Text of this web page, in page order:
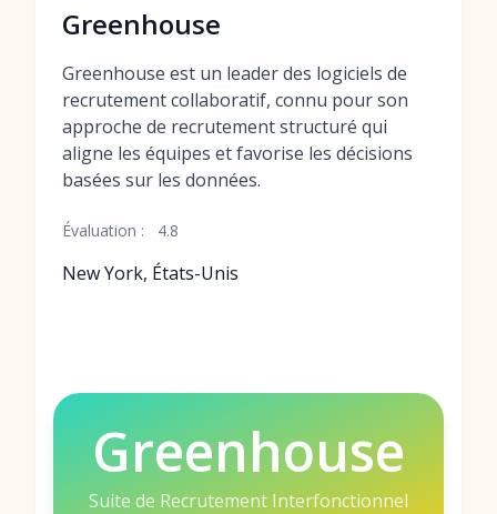
Greenhouse
Greenhouse est un leader des logiciels de
recrutement collaboratif, connu pour son
approche de recrutement structuré qui
aligne les équipes et favorise les décisions
basées sur les données.
Évaluation : 4.8
New York, États-Unis
Greenhouse
Suite de Recrutement Interfonctionnel